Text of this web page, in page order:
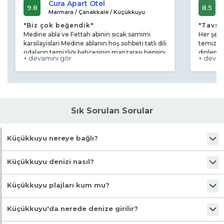
9.8 Cura Apart Otel
Marmara / Çanakkale / Küçükkuyu
"Biz çok beğendik"
Medine abla ve Fettah abinin sıcak samimi
karsilayislari Medine ablanın hoş sohbeti tatlı dili
odaların temizliği bahçesinin manzarası hepsini
çok beğendim . Hatta arkadaşım ayarlamış
burayı tereddüt ettim başta ama çok güzel
+ devamını gör
8.5
Her
temiz
çeşit
güler
+
Sık Sorulan Sorular
Küçükkuyu nereye bağlı?
Küçükkuyu, Çanakkale ilinin Ayvacık ilçesine bağlı bir sahil beldesidir
Küçükkuyu denizi nasıl?
Küçükkuyu'nun denizi genellikle berrak ve serindir. Kazdağları'ndan
Küçükkuyu plajları kum mu?
Küçükkuyu plajları genellikle çakıllı bir yapıya sahiptir. Ancak bazı
Küçükkuyu'da nerede denize girilir?